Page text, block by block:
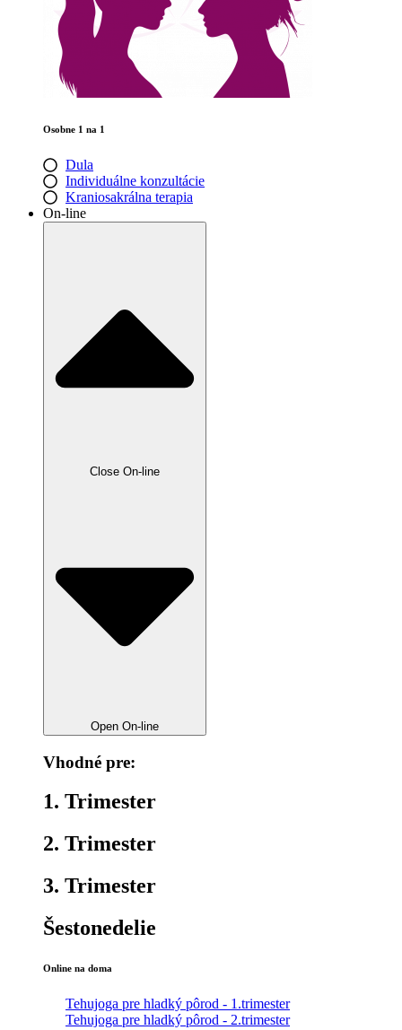
Osobne 1 na 1
Dula
Individuálne konzultácie
Kraniosakrálna terapia
On-line
Close On-line
Open On-line
Vhodné pre:
1. Trimester
2. Trimester
3. Trimester
Šestonedelie
Online na doma
Tehujoga pre hladký pôrod - 1.trimester
Tehujoga pre hladký pôrod - 2.trimester